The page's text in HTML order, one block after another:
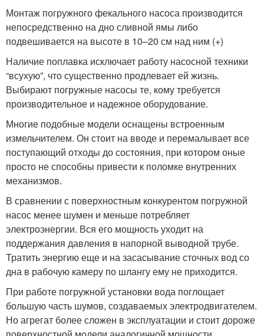
Монтаж погружного фекального насоса производится
непосредственно на дно сливной ямы либо
подвешивается на высоте в 10–20 см над ним (+)
Наличие поплавка исключает работу насосной техники
“всухую”, что существенно продлевает ей жизнь.
Выбирают погружные насосы те, кому требуется
производительное и надежное оборудование.
Многие подобные модели оснащены встроенным
измельчителем. Он стоит на вводе и перемалывает все
поступающий отходы до состояния, при котором оные
просто не способны привести к поломке внутренних
механизмов.
В сравнении с поверхностным конкурентом погружной
насос менее шумен и меньше потребляет
электроэнергии. Вся его мощность уходит на
поддержания давления в напорной выводной трубе.
Тратить энергию еще и на засасывание сточных вод со
дна в рабочую камеру по шлангу ему не приходится.
При работе погружной установки вода поглощает
большую часть шумов, создаваемых электродвигателем.
Но агрегат более сложен в эксплуатации и стоит дороже